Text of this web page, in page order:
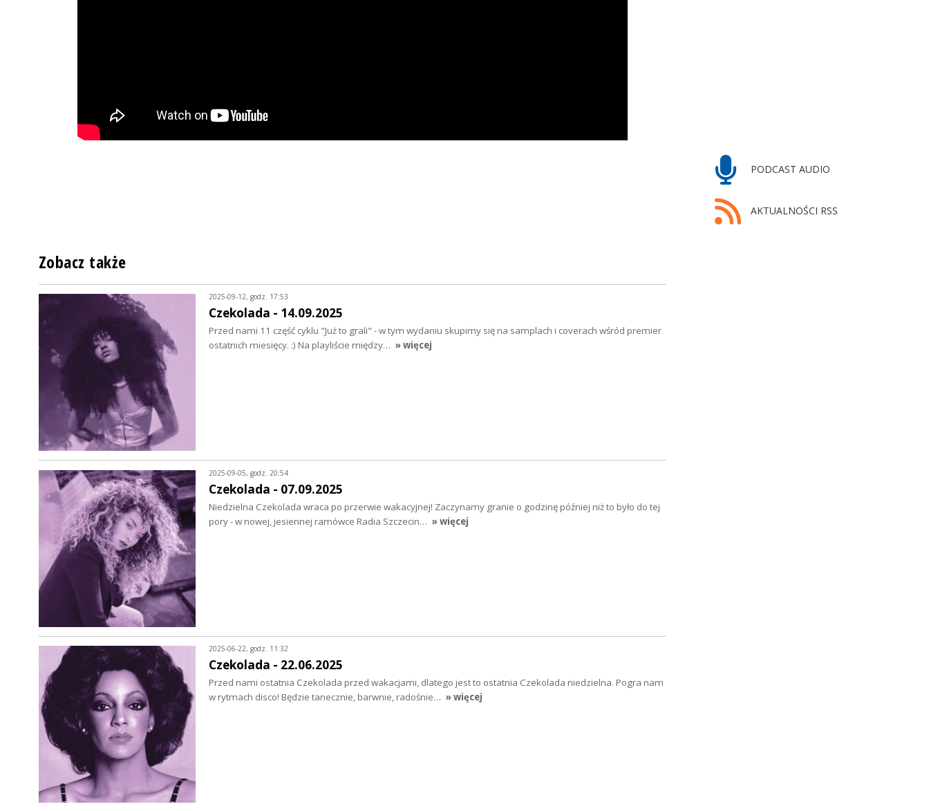
PODCAST AUDIO
AKTUALNOŚCI RSS
Zobacz także
2025-09-12, godz. 17:53
Czekolada - 14.09.2025
Przed nami 11 część cyklu "Już to grali" - w tym wydaniu skupimy się na samplach i coverach wśród premier
ostatnich miesięcy. :) Na playliście między… » więcej
2025-09-05, godz. 20:54
Czekolada - 07.09.2025
Niedzielna Czekolada wraca po przerwie wakacyjnej! Zaczynamy granie o godzinę później niż to było do tej
pory - w nowej, jesiennej ramówce Radia Szczecin… » więcej
2025-06-22, godz. 11:32
Czekolada - 22.06.2025
Przed nami ostatnia Czekolada przed wakacjami, dlatego jest to ostatnia Czekolada niedzielna. Pogra nam
w rytmach disco! Będzie tanecznie, barwnie, radośnie… » więcej